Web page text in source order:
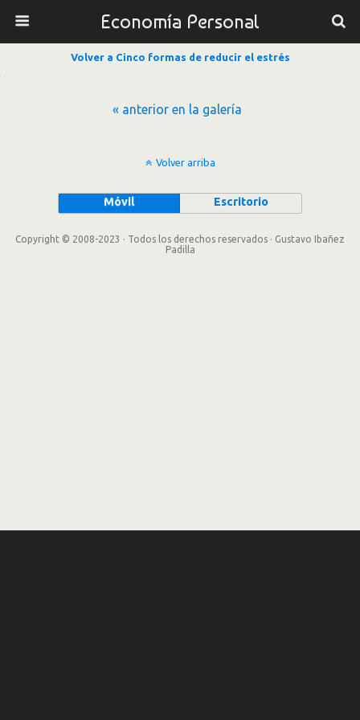
Economía Personal
Volver a Cinco formas de reducir el estrés
« anterior en la galería
Volver arriba
Móvil Escritorio
Copyright © 2008-2023 · Todos los derechos reservados · Gustavo Ibañez
Padilla